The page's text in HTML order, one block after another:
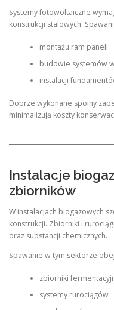
Systemy fotowoltaiczne
konstrukcji stalowych.
montażu ram paneli
budowie systemów
instalacji
Dobrze wykonane spoiny
minimalizują koszty
Instalacje
zbiorników
W instalacjach biogazowych
konstrukcji. Zbiorniki i
oraz substancji chemicznych.
Spawanie w tym sektorze
zbiorniki
systemy rurociągów